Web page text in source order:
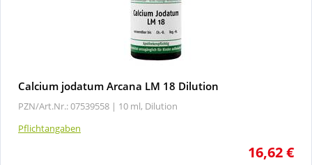
Calcium jodatum Arcana LM 18 Dilution
PZN/Art.Nr.: 07539558 | 10 ml, Dilution
Pflichtangaben
16,62 €